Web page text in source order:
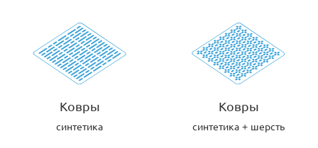
Ковры
синтетика
Ковры
синтетика + шерсть